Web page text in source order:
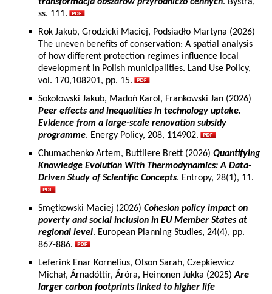
ss. 111.
Rok Jakub, Grodzicki Maciej, Podsiadło Martyna (2026)
The uneven benefits of conservation: A spatial analysis
of how different protection regimes influence local
development in Polish municipalities. Land Use Policy,
vol. 170,108201, pp. 15.
Sokołowski Jakub, Madoń Karol, Frankowski Jan (2026)
Peer effects and inequalities in technology uptake.
Evidence from a large-scale renovation subsidy
programme. Energy Policy, 208, 114902.
Chumachenko Artem, Buttliere Brett (2026) Quantifying
Knowledge Evolution With Thermodynamics: A Data-
Driven Study of Scientific Concepts. Entropy, 28(1), 11.
Smętkowski Maciej (2026) Cohesion policy impact on
poverty and social inclusion in EU Member States at
regional level. European Planning Studies, 24(4), pp.
867-886.
Leferink Enar Kornelius, Olson Sarah, Czepkiewicz
Michał, Árnadóttir, Áróra, Heinonen Jukka (2025)Are
larger carbon footprints linked to higher life